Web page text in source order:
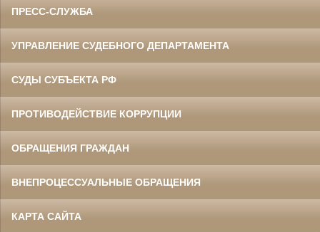
ПРЕСС-СЛУЖБА
УПРАВЛЕНИЕ СУДЕБНОГО ДЕПАРТАМЕНТА
СУДЫ СУБЪЕКТА РФ
ПРОТИВОДЕЙСТВИЕ КОРРУПЦИИ
ОБРАЩЕНИЯ ГРАЖДАН
ВНЕПРОЦЕССУАЛЬНЫЕ ОБРАЩЕНИЯ
КАРТА САЙТА